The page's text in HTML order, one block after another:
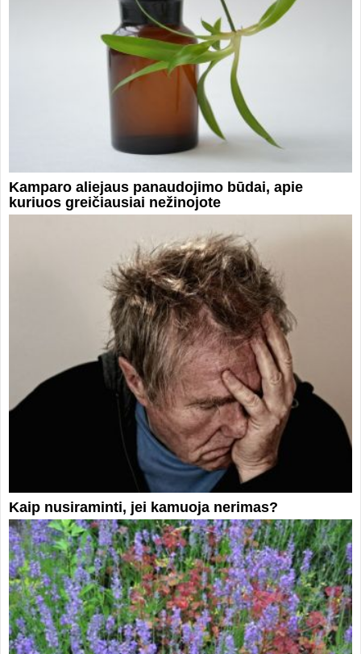
Kamparo aliejaus panaudojimo būdai, apie
kuriuos greičiausiai nežinojote
Kaip nusiraminti, jei kamuoja nerimas?